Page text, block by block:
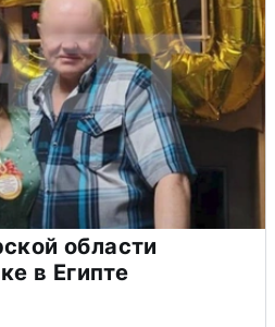
области
в Египте